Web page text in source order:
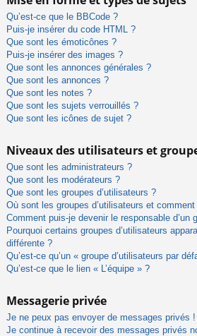
Qu’est-ce que le BBCode ?
Puis-je insérer du code HTML ?
Que sont les émoticônes ?
Puis-je insérer des images ?
Que sont les annonces générales ?
Que sont les annonces ?
Que sont les notes ?
Que sont les sujets verrouillés ?
Que sont les icônes de sujet ?
Niveaux des utilisateurs et
Que sont les administrateurs ?
Que sont les modérateurs ?
Que sont les groupes d’utilisateurs ?
Où sont les groupes d’utilisateurs et
Comment puis-je devenir le responsable d’un
Pourquoi certains groupes d’utilisateurs
différente ?
Qu’est-ce qu’un « groupe d’utilisateurs par
Qu’est-ce que le lien « L’équipe » ?
Messagerie privée
Je ne peux pas envoyer de messages privés !
Je continue à recevoir des messages privés